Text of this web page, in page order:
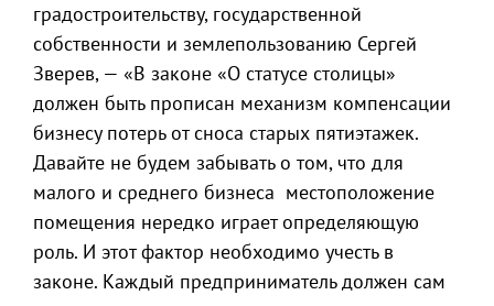
градостроительству, государственной
собственности и землепользованию Сергей
Зверев, — «В законе «О статусе столицы»
должен быть прописан механизм компенсации
бизнесу потерь от сноса старых пятиэтажек.
Давайте не будем забывать о том, что для
малого и среднего бизнеса местоположение
помещения нередко играет определяющую
роль. И этот фактор необходимо учесть в
законе. Каждый предприниматель должен сам